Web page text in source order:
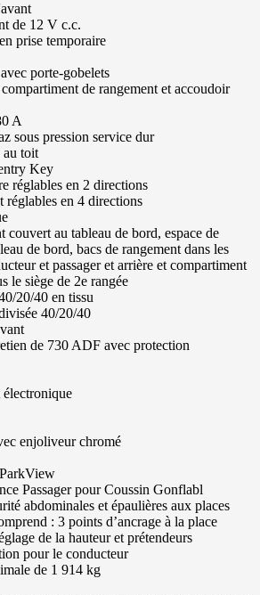
de 12 V c.c.
prise temporaire
porte-gobelets
de rangement et accoudoir
A
sous pression service dur
au toit
Key
réglables en 2 directions
réglables en 4 directions
couvert au tableau de bord, espace de
de bord, bacs de rangement dans les
et passager et arrière et compartiment
le siège de 2e rangée
20/40 en tissu
40/20/40
de 730 ADF avec protection
enjoliveur chromé
Passager pour Coussin Gonflabl
abdominales et épaulières aux places
: 3 points d’ancrage à la place
de la hauteur et prétendeurs
pour le conducteur
de 1 914 kg